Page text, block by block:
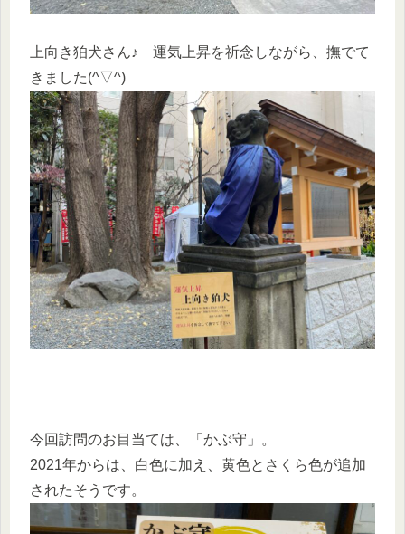
上向き狛犬さん♪ 運気上昇を祈念しながら、撫でて
きました(^▽^)
今回訪問のお目当ては、「かぶ守」。
2021年からは、白色に加え、黄色とさくら色が追加
されたそうです。